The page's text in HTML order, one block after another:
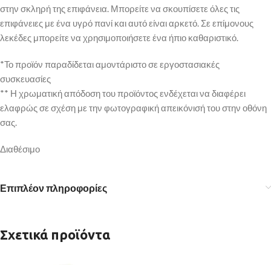
στην σκληρή της επιφάνεια. Μπορείτε να σκουπίσετε όλες τις
επιφάνειες με ένα υγρό πανί και αυτό είναι αρκετό. Σε επίμονους
λεκέδες μπορείτε να χρησιμοποιήσετε ένα ήπιο καθαριστικό.
*Το προϊόν παραδίδεται αμοντάριστο σε εργοστασιακές
συσκευασίες
** Η χρωματική απόδοση του προϊόντος ενδέχεται να διαφέρει
ελαφρώς σε σχέση με την φωτογραφική απεικόνισή του στην οθόνη
σας.
Διαθέσιμο
Επιπλέον πληροφορίες
Σχετικά προϊόντα